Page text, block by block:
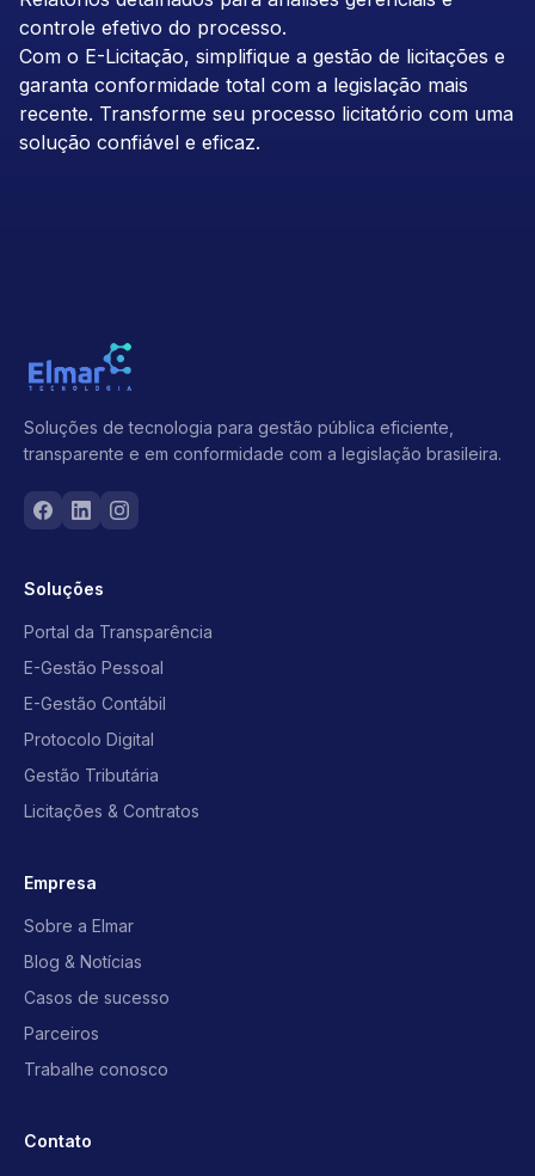
controle efetivo do processo.
Com o E-Licitação, simplifique a gestão de licitações e
garanta conformidade total com a legislação mais
recente. Transforme seu processo licitatório com uma
solução confiável e eficaz.
Soluções de tecnologia para gestão pública eficiente,
transparente e em conformidade com a legislação brasileira.
Soluções
Portal da Transparência
E-Gestão Pessoal
E-Gestão Contábil
Protocolo Digital
Gestão Tributária
Licitações & Contratos
Empresa
Sobre a Elmar
Blog & Notícias
Casos de sucesso
Parceiros
Trabalhe conosco
Contato